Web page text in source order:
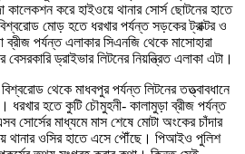
কালেকশন করে হাইওয়ে থানার সোর্স ছোটনের হাতে
মোড় হতে ধরখার পর্যন্ত সড়কের ট্রাক্টর ও
ব্রীজ পর্যন্ত এলাকার সিএনজি থেকে মাসোহারা
ড্রাইভার লিটনের নিয়ন্ত্রিত এলাকা এটা।
থেকে মাধবপুর পর্যন্ত লিটনের তত্ত্বাবধানে
ধরখার হতে কুটি চৌমুহনী- কালামুড়া ব্রীজ পর্যন্ত
সোর্সের মাধ্যমে মাস শেষে মোটা অংকের চাঁদার
থানার ওসির হাতে এসে পৌঁছে। পিআইও পুলিশ